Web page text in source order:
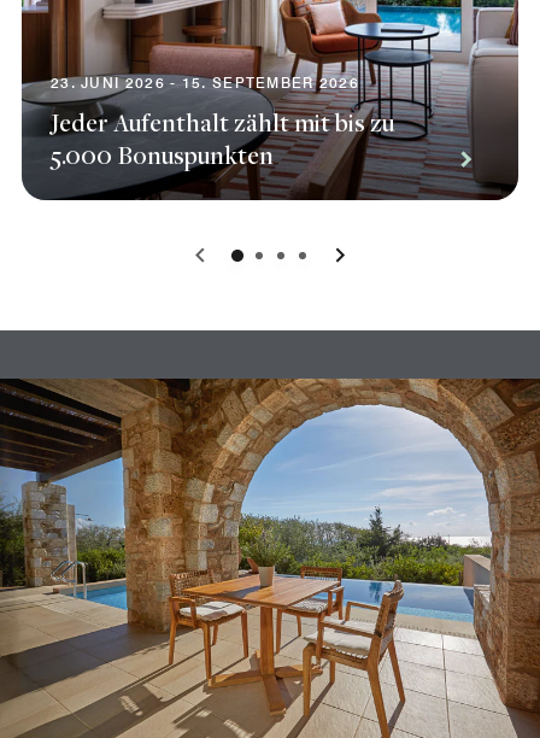
23. JUNI 2026 - 15. SEPTEMBER 2026
Jeder Aufenthalt zählt mit bis zu
5.000 Bonuspunkten
0 1 2 3